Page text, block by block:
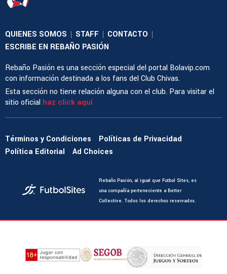
QUIENES SOMOS | STAFF | CONTACTO |
ESCRIBE EN REBAÑO PASIÓN
Rebaño Pasión es una sección especial del portal Bolavip.com
con información destinada a los fans del Club Chivas.
Esta sección no tiene relación alguna con el club. Para visitar el
sitio oficial haz click aquí
Términos y Condiciones
Políticas de Privacidad
Política Editorial
Ad Choices
Rebaño Pasión, al igual que Futbol Sites, es
una compañía perteneciente a Better
Collective. Todos los derechos reservados.